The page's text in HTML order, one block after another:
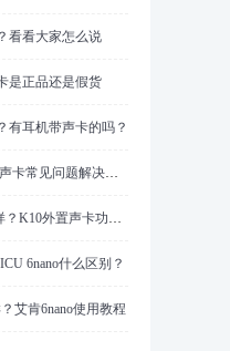
看看大家怎么说
是正品还是假货
有耳机带声卡的吗？
卡常见问题解决方法
K10外置声卡功能介绍
6nano什么区别？
艾肯6nano使用教程